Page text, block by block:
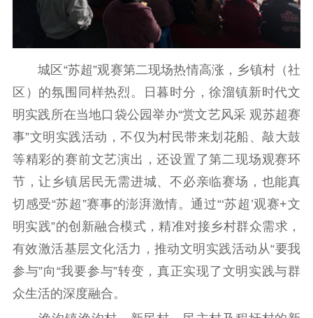
城区“苏超”观赛第二现场热情高涨，乡镇村（社
区）的氛围同样热烈。日暮时分，徐溜镇新时代文
明实践所在当地口袋公园举办“赏文艺风采 观苏超赛
事”文明实践活动，不仅为村民带来划花船、敲大鼓
等精彩的赛前文艺演出，还设置了第二现场观赛环
节，让乡镇居民无需进城、不必亲临赛场，也能真
切感受“苏超”赛事的澎湃激情。通过“‘苏超’观赛+文
明实践”的创新融合模式，精准对接乡村群众需求，
有效激活基层文化活力，推动文明实践活动从“要我
参与”向“我要参与”转变，真正实现了文明实践与群
众生活的深度融合。